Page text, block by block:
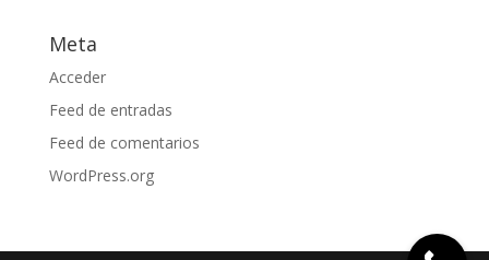
Meta
Acceder
Feed de entradas
Feed de comentarios
WordPress.org